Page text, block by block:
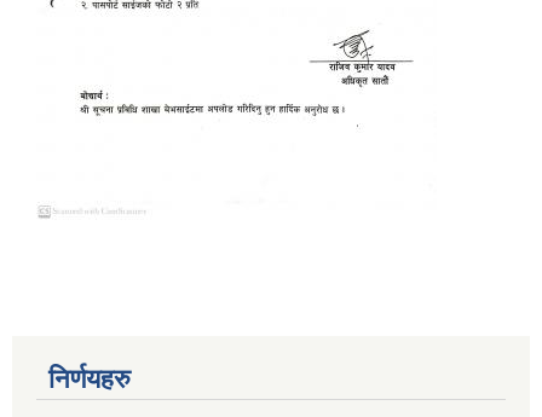
निर्णयहरु